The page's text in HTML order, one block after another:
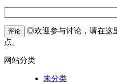
评论
◎欢迎参与讨论，请在这
点。
网站分类
未分类